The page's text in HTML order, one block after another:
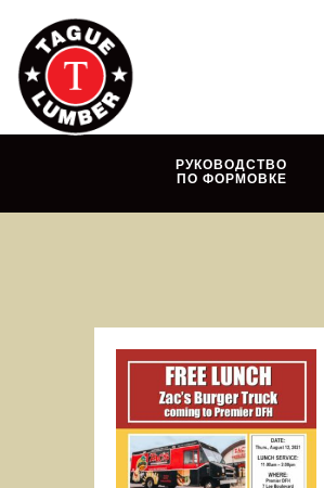
content
РУКОВОДСТВО
ПО ФОРМОВКЕ